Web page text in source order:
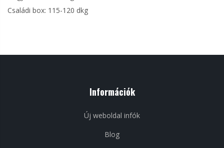
Családi box: 115-120 dkg
Információk
Új weboldal infók
Blog